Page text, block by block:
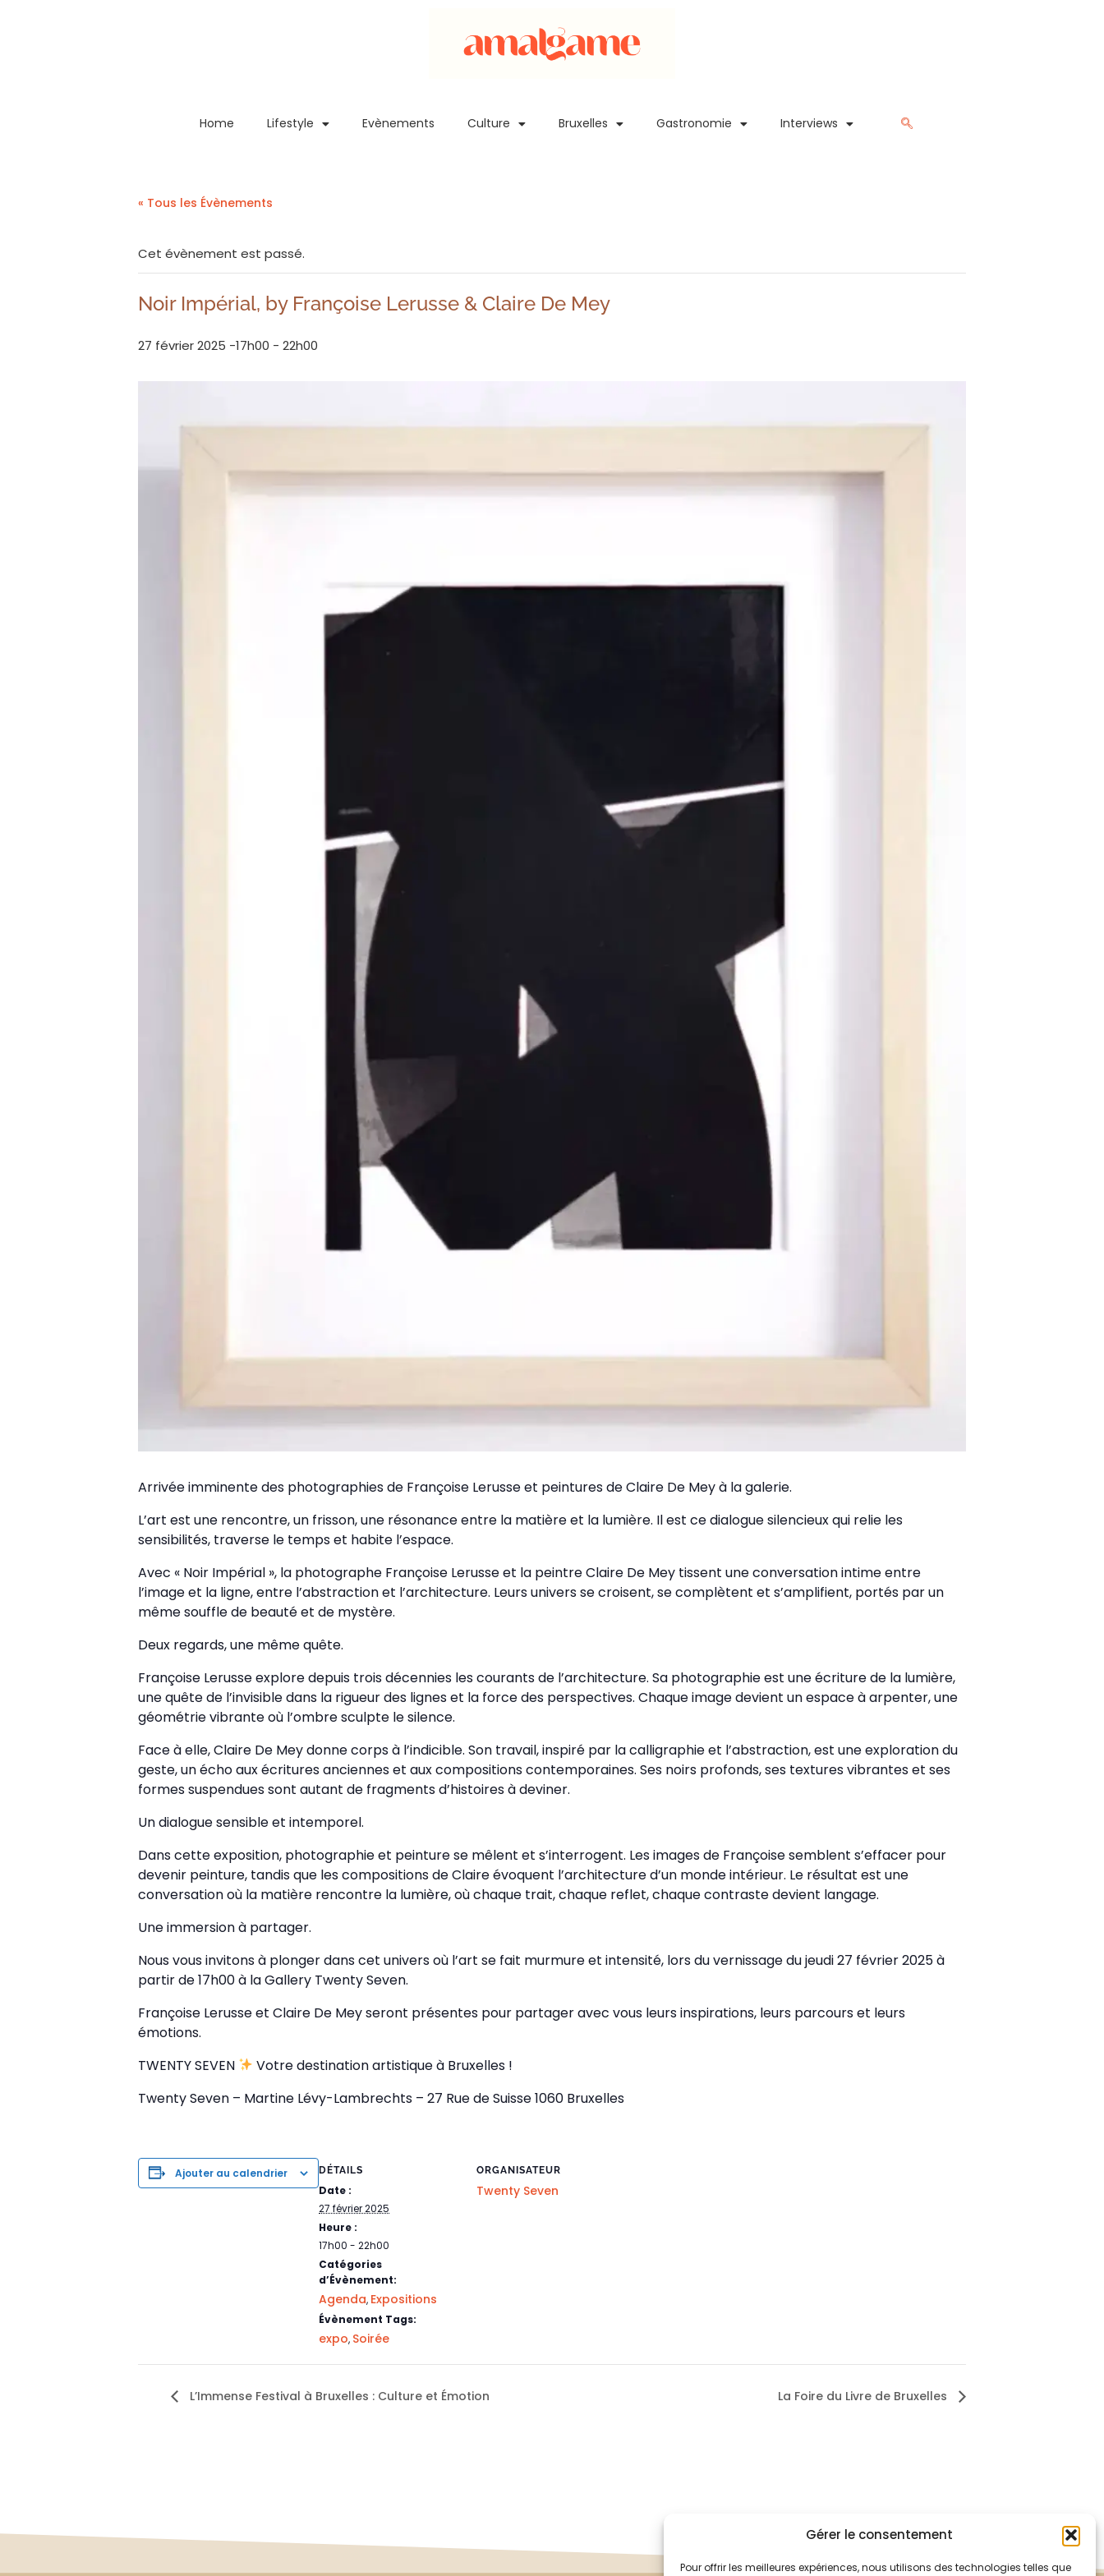
Gérer le consentement
Pour offrir les meilleures expériences, nous utilisons des technologies telles que
Home Lifestyle Evènements Culture Bruxelles Gastronomie Interviews
« Tous les Évènements
Cet évènement est passé.
Noir Impérial​, by Françoise Lerusse & Claire De Mey
27 février 2025 -17h00 - 22h00
Arrivée imminente des photographies de Françoise Lerusse et peintures de Claire De Mey à la galerie.
L’art est une rencontre, un frisson, une résonance entre la matière et la lumière. Il est ce dialogue silencieux qui relie les
sensibilités, traverse le temps et habite l’espace.
Avec « Noir Impérial », la photographe Françoise Lerusse et la peintre Claire De Mey tissent une conversation intime entre
l’image et la ligne, entre l’abstraction et l’architecture. Leurs univers se croisent, se complètent et s’amplifient, portés par un
même souffle de beauté et de mystère.
Deux regards, une même quête.
Françoise Lerusse explore depuis trois décennies les courants de l’architecture. Sa photographie est une écriture de la lumière,
une quête de l’invisible dans la rigueur des lignes et la force des perspectives. Chaque image devient un espace à arpenter, une
géométrie vibrante où l’ombre sculpte le silence.
Face à elle, Claire De Mey donne corps à l’indicible. Son travail, inspiré par la calligraphie et l’abstraction, est une exploration du
geste, un écho aux écritures anciennes et aux compositions contemporaines. Ses noirs profonds, ses textures vibrantes et ses
formes suspendues sont autant de fragments d’histoires à deviner.
Un dialogue sensible et intemporel.
Dans cette exposition, photographie et peinture se mêlent et s’interrogent. Les images de Françoise semblent s’effacer pour
devenir peinture, tandis que les compositions de Claire évoquent l’architecture d’un monde intérieur. Le résultat est une
conversation où la matière rencontre la lumière, où chaque trait, chaque reflet, chaque contraste devient langage.
Une immersion à partager.
Nous vous invitons à plonger dans cet univers où l’art se fait murmure et intensité, lors du vernissage du jeudi 27 février 2025 à
partir de 17h00 à la Gallery Twenty Seven.
Françoise Lerusse et Claire De Mey seront présentes pour partager avec vous leurs inspirations, leurs parcours et leurs
émotions.
TWENTY SEVEN
Votre destination artistique à Bruxelles !
Twenty Seven – Martine Lévy-Lambrechts – 27 Rue de Suisse 1060 Bruxelles
Ajouter au calendrier DÉTAILS
Date :
27 février 2025
Heure :
17h00 - 22h00
Catégories
d’Évènement:
Agenda, Expositions
Évènement Tags:
expo, Soirée
ORGANISATEUR
Twenty Seven
L’Immense Festival à Bruxelles : Culture et Émotion La Foire du Livre de Bruxelles